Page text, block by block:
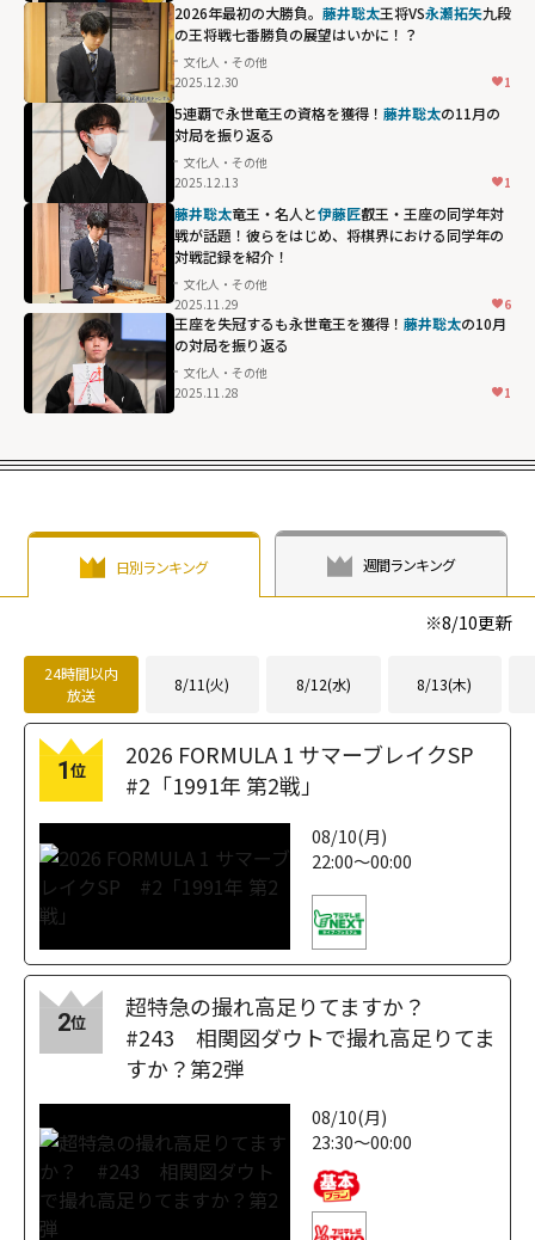
2026年最初の大勝負。 藤井聡太王将VS永瀬拓矢九段
の王将戦七番勝負の展望はいかに！？
文化人・その他
2025.12.30
1
5連覇で永世竜王の資格を獲得！ 藤井聡太の11月の
対局を振り返る
文化人・その他
2025.12.13
1
藤井聡太竜王・名人と伊藤匠叡王・王座の同学年対
戦が話題！彼らをはじめ、将棋界における同学年の
対戦記録を紹介！
文化人・その他
2025.11.29
6
王座を失冠するも永世竜王を獲得！ 藤井聡太の10月
の対局を振り返る
文化人・その他
2025.11.28
1
日別ランキング 週間ランキング
※8/10更新
24時間以内
放送
8/11(火) 8/12(水) 8/13(木)
1 位
2026 FORMULA 1 サマーブレイクSP
#2「1991年 第2戦」
08/10(月)
22:00～00:00
2位
超特急の撮れ高足りてますか？
#243 相関図ダウトで撮れ高足りてま
すか？第2弾
08/10(月)
23:30～00:00